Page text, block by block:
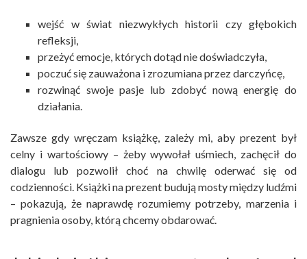
wejść w świat niezwykłych historii czy głębokich
refleksji,
przeżyć emocje, których dotąd nie doświadczyła,
poczuć się zauważona i zrozumiana przez darczyńcę,
rozwinąć swoje pasje lub zdobyć nową energię do
działania.
Zawsze gdy wręczam książkę, zależy mi, aby prezent był
celny i wartościowy – żeby wywołał uśmiech, zachęcił do
dialogu lub pozwolił choć na chwilę oderwać się od
codzienności. Książki na prezent budują mosty między ludźmi
– pokazują, że naprawdę rozumiemy potrzeby, marzenia i
pragnienia osoby, którą chcemy obdarować.